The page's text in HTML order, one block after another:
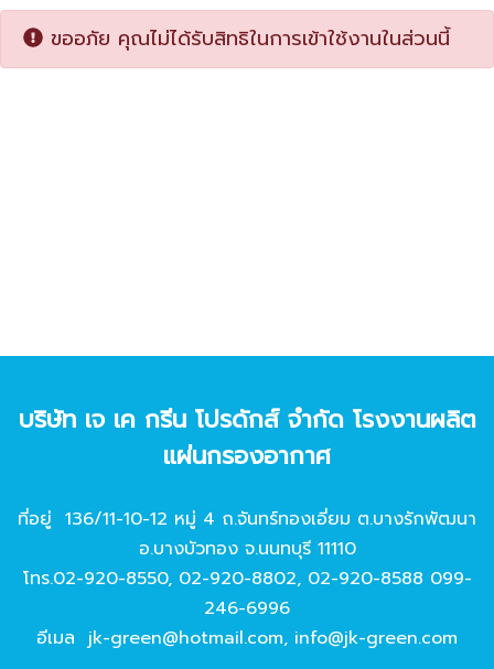
ขออภัย คุณไม่ได้รับสิทธิในการเข้าใช้งานในส่วนนี้
บริษัท เจ เค กรีน โปรดักส์ จํากัด โรงงานผลิต
แผ่นกรองอากาศ
ที่อยู่ 136/11-10-12 หมู่ 4 ถ.จันทร์ทองเอี่ยม ต.บางรักพัฒนา
อ.บางบัวทอง จ.นนทบุรี 11110
โทร.02-920-8550, 02-920-8802, 02-920-8588 099-
246-6996
อีเมล jk-green@hotmail.com, info@jk-green.com